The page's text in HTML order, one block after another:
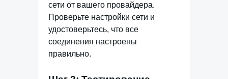
сети от вашего провайдера.
Проверьте настройки сети и
удостоверьтесь, что все
соединения настроены
правильно.